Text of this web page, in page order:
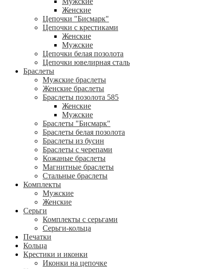
Женские
Цепочки "Бисмарк"
Цепочки с крестиками
Женские
Мужские
Цепочки белая позолота
Цепочки ювелирная сталь
Браслеты
Мужские браслеты
Женские браслеты
Браслеты позолота 585
Женские
Мужские
Браслеты "Бисмарк"
Браслеты белая позолота
Браслеты из бусин
Браслеты с черепами
Кожаные браслеты
Магнитные браслеты
Стальные браслеты
Комплекты
Мужские
Женские
Серьги
Комплекты с серьгами
Серьги-кольца
Печатки
Кольца
Крестики и иконки
Иконки на цепочке